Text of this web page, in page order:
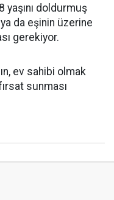
yaşını doldurmuş
da eşinin üzerine
gerekiyor.
ev sahibi olmak
sunması